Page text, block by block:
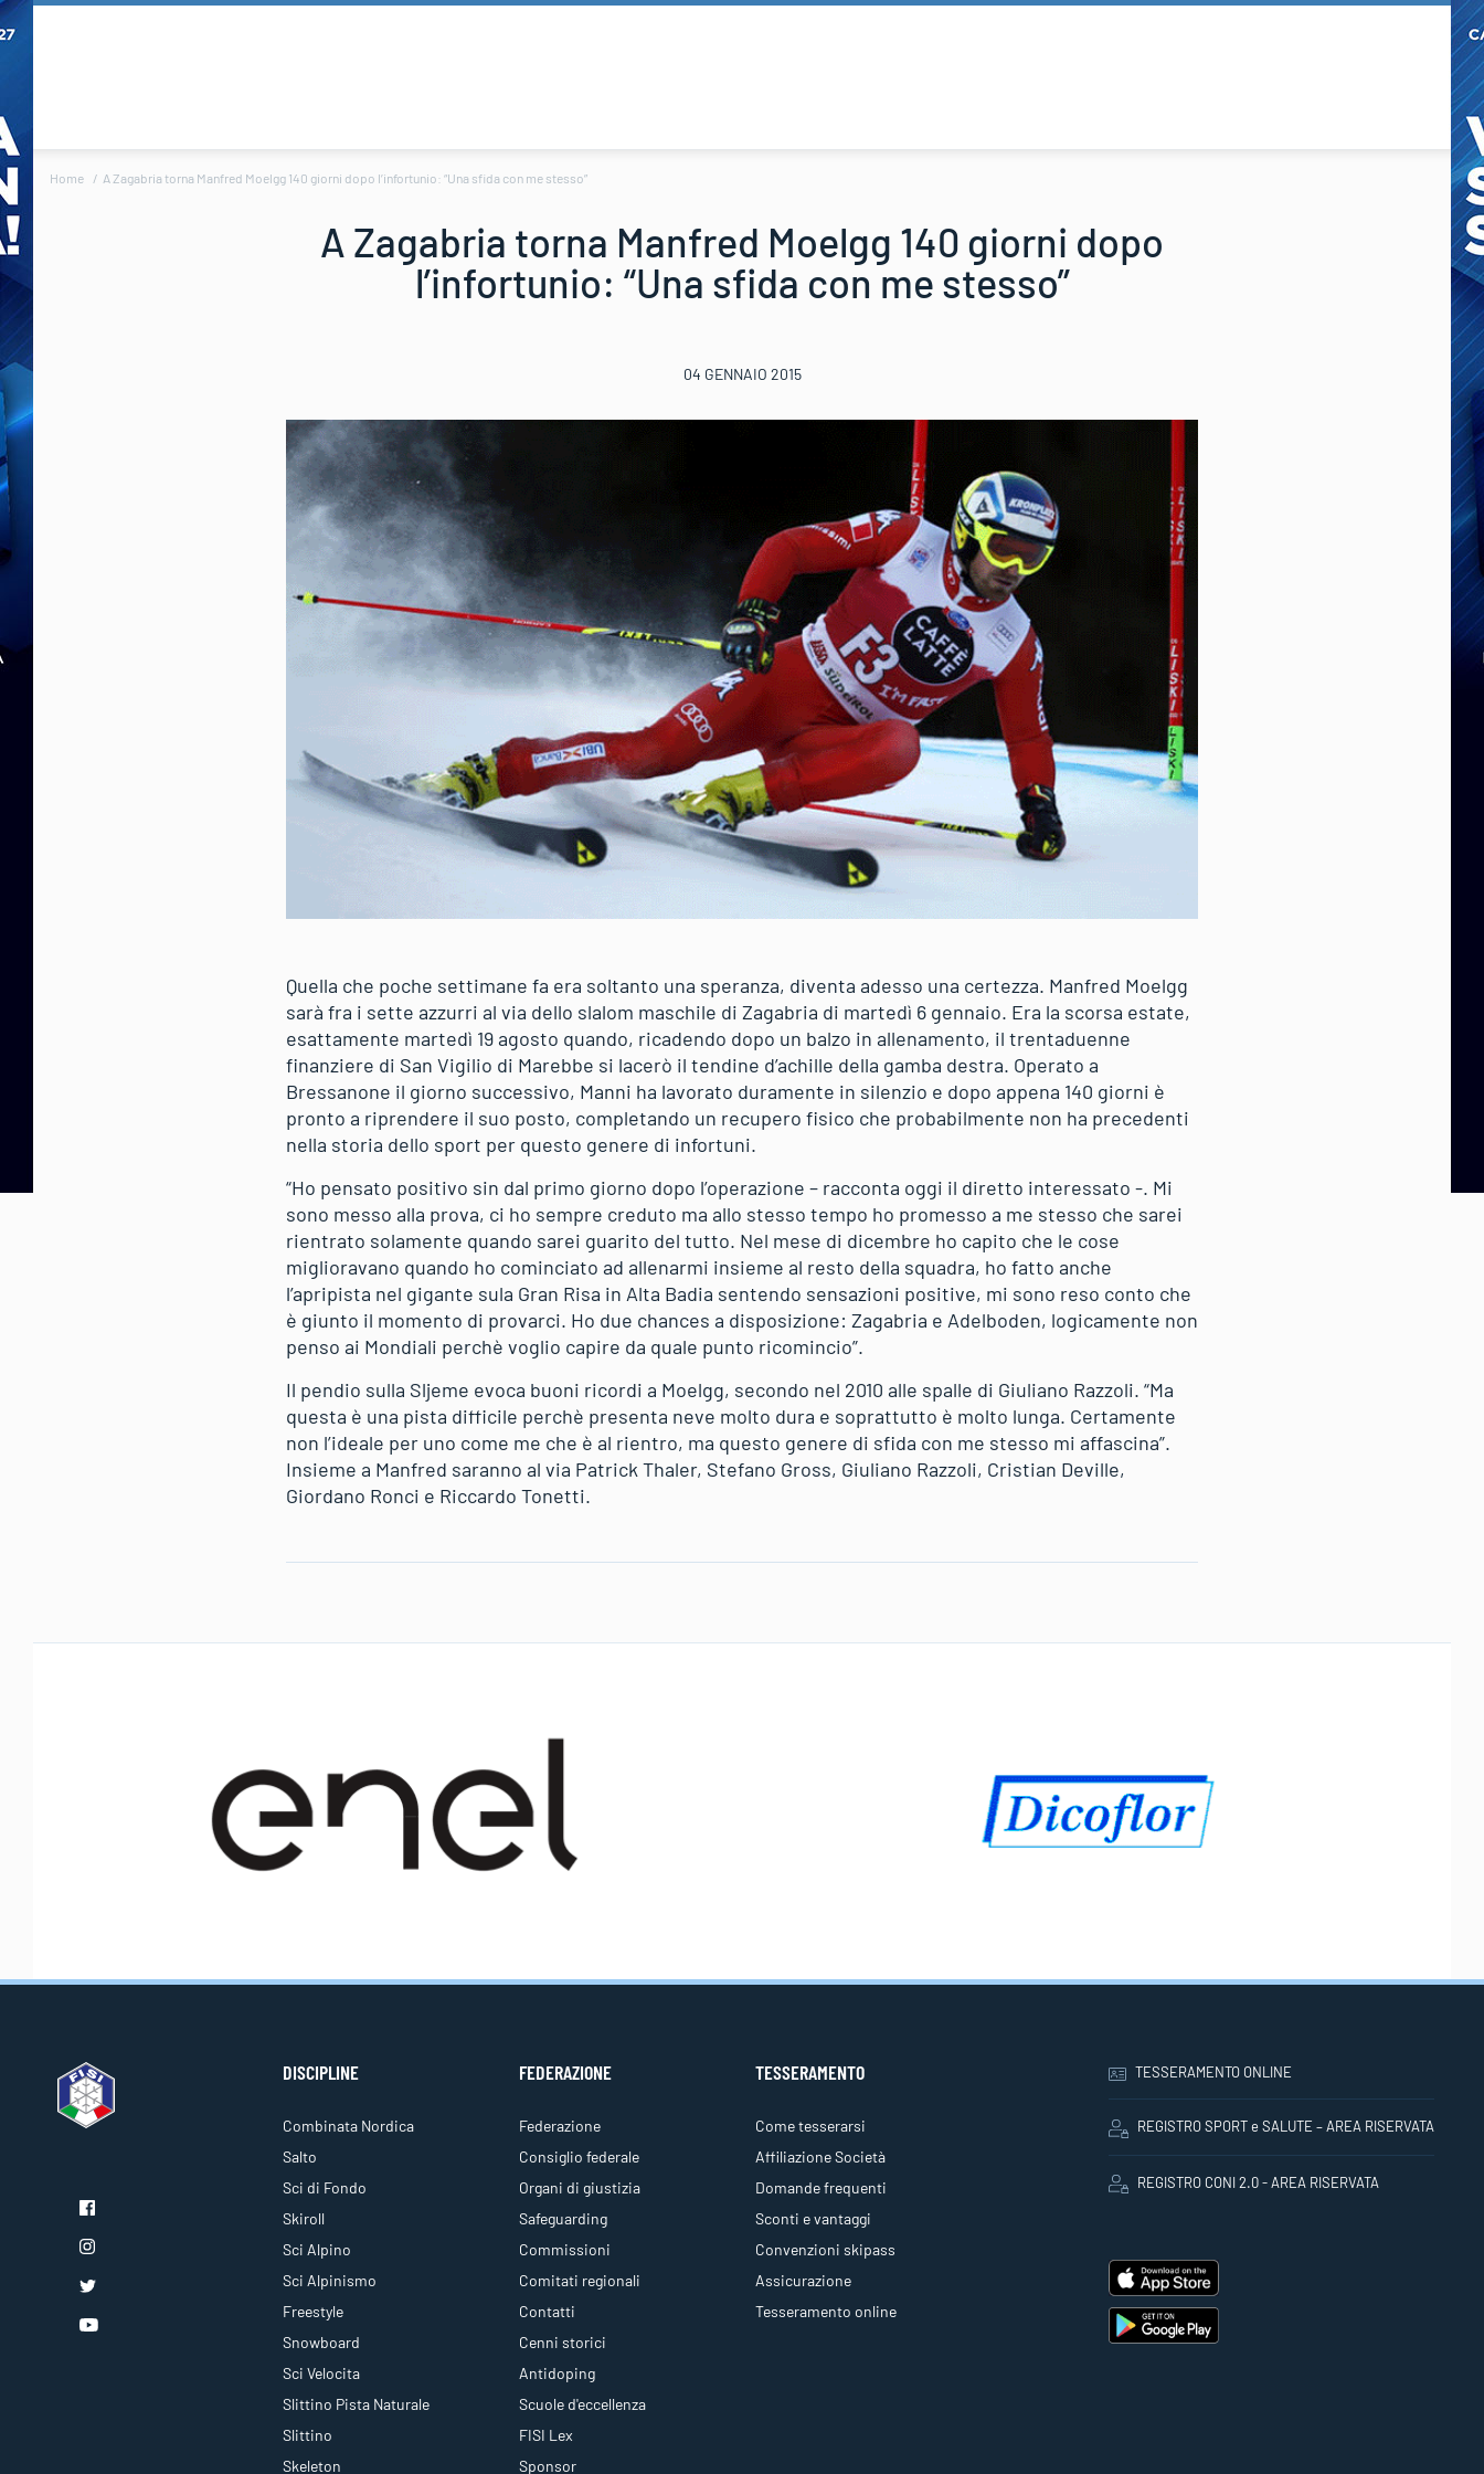
Home A Zagabria torna Manfred Moelgg 140 giorni dopo l’infortunio: “Una sfida con me stesso”
A Zagabria torna Manfred Moelgg 140 giorni dopo
l’infortunio: “Una sfida con me stesso”
04 GENNAIO 2015
Quella che poche settimane fa era soltanto una speranza, diventa adesso una certezza. Manfred Moelgg
sarà fra i sette azzurri al via dello slalom maschile di Zagabria di martedì 6 gennaio. Era la scorsa estate,
esattamente martedì 19 agosto quando, ricadendo dopo un balzo in allenamento, il trentaduenne
finanziere di San Vigilio di Marebbe si lacerò il tendine d’achille della gamba destra. Operato a
Bressanone il giorno successivo, Manni ha lavorato duramente in silenzio e dopo appena 140 giorni è
pronto a riprendere il suo posto, completando un recupero fisico che probabilmente non ha precedenti
nella storia dello sport per questo genere di infortuni.
“Ho pensato positivo sin dal primo giorno dopo l’operazione – racconta oggi il diretto interessato -. Mi
sono messo alla prova, ci ho sempre creduto ma allo stesso tempo ho promesso a me stesso che sarei
rientrato solamente quando sarei guarito del tutto. Nel mese di dicembre ho capito che le cose
miglioravano quando ho cominciato ad allenarmi insieme al resto della squadra, ho fatto anche
l’apripista nel gigante sula Gran Risa in Alta Badia sentendo sensazioni positive, mi sono reso conto che
è giunto il momento di provarci. Ho due chances a disposizione: Zagabria e Adelboden, logicamente non
penso ai Mondiali perchè voglio capire da quale punto ricomincio”.
Il pendio sulla Sljeme evoca buoni ricordi a Moelgg, secondo nel 2010 alle spalle di Giuliano Razzoli. “Ma
questa è una pista difficile perchè presenta neve molto dura e soprattutto è molto lunga. Certamente
non l’ideale per uno come me che è al rientro, ma questo genere di sfida con me stesso mi affascina”.
Insieme a Manfred saranno al via Patrick Thaler, Stefano Gross, Giuliano Razzoli, Cristian Deville,
Giordano Ronci e Riccardo Tonetti.
DISCIPLINE
Combinata Nordica
Salto
Sci di Fondo
Skiroll
Sci Alpino
Sci Alpinismo
Freestyle
Snowboard
Sci Velocita
Slittino Pista Naturale
Slittino
Skeleton
FEDERAZIONE
Federazione
Consiglio federale
Organi di giustizia
Safeguarding
Commissioni
Comitati regionali
Contatti
Cenni storici
Antidoping
Scuole d'eccellenza
FISI Lex
Sponsor
TESSERAMENTO
Come tesserarsi
Affiliazione Società
Domande frequenti
Sconti e vantaggi
Convenzioni skipass
Assicurazione
Tesseramento online
TESSERAMENTO ONLINE
REGISTRO SPORT e SALUTE – AREA RISERVATA
REGISTRO CONI 2.0 - AREA RISERVATA